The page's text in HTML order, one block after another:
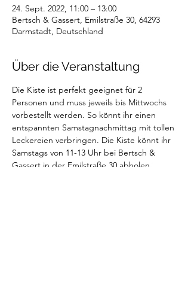
24. Sept. 2022, 11:00 – 13:00
Bertsch & Gassert, Emilstraße 30, 64293
Darmstadt, Deutschland
Über die Veranstaltung
Die Kiste ist perfekt geeignet für 2
Personen und muss jeweils bis Mittwochs
vorbestellt werden. So könnt ihr einen
entspannten Samstagnachmittag mit tollen
Leckereien verbringen. Die Kiste könnt ihr
Samstags von 11-13 Uhr bei Bertsch &
Gassert in der Emilstraße 30 abholen.